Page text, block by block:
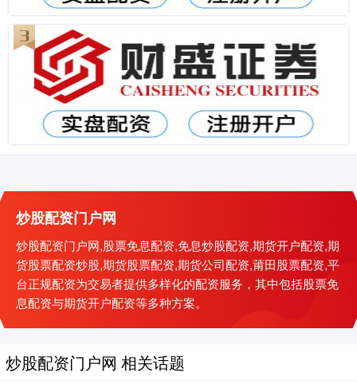
炒股配资门户网
炒股配资门户网,股票免息配资,免息炒股配资,期货开户配资,期
货股票配资炒股,期货股票配资,期货公司配资,莆田股票配资,平
台正规配资为交易者提供多样化的配资服务，其中包括股票免
息配资与期货开户配资等多种方案。
炒股配资门户网 相关话题